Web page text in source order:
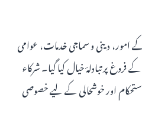
امور، دینی و سماجی خدمات، عوامی
فروغ پر تبادلۂ خیال کیا گیا۔ شرکاء
اور خوشحالی کے لیے خصوصی